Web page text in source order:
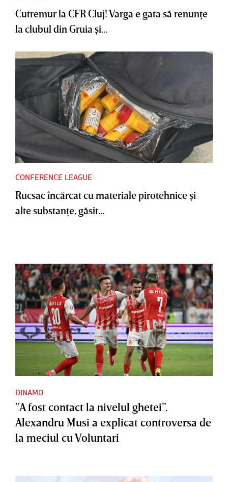
Cutremur la CFR Cluj! Varga e gata să renunţe
la clubul din Gruia şi...
CONFERENCE LEAGUE
Rucsac încărcat cu materiale pirotehnice şi
alte substanţe, găsit...
DINAMO
”A fost contact la nivelul ghetei”.
Alexandru Musi a explicat controversa de
la meciul cu Voluntari